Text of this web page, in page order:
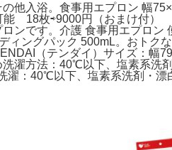
他入浴。食事用エプロン 幅
とめ売り可能 18枚
ンです。介護 食事用エプロ
ィングパック 500mL。おト
（テンダイ）サイズ：幅
濯方法：40℃以下、塩素系洗
：40℃以下、塩素系洗剤・